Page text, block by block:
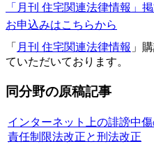
「月刊 住宅関連法律情報」
お申込みはこちらから
「 月刊 住宅関連法律情報 」
ていただいております。
同分野の原稿記事
インターネット上の誹謗中
責任制限法改正と刑法改正